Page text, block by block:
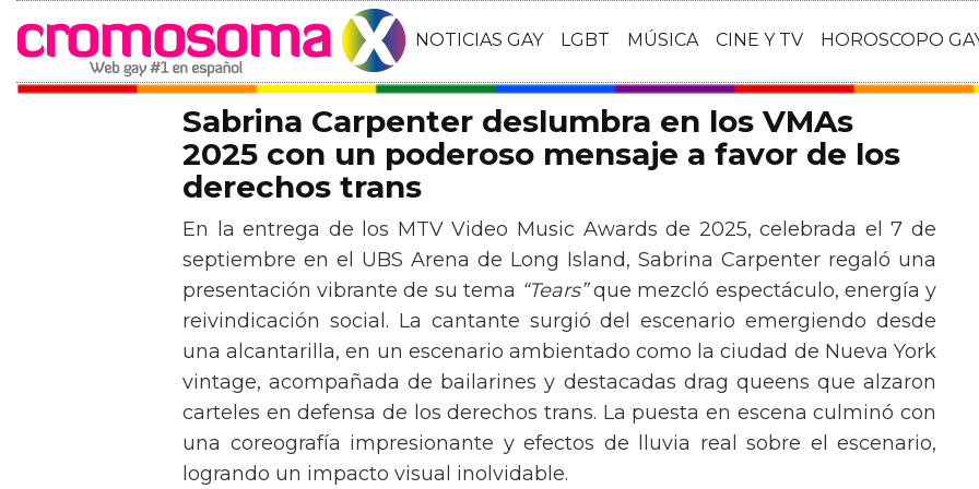
NOTICIAS GAY LGBT MÚSICA CINE Y TV HOROSCOPO
Sabrina Carpenter deslumbra en los VMAs
2025 con un poderoso mensaje a favor de los
derechos trans
En la entrega de los MTV Video Music Awards de 2025, celebrada el 7 de
septiembre en el UBS Arena de Long Island, Sabrina Carpenter regaló una
presentación vibrante de su tema “Tears”que mezcló espectáculo, energía y
reivindicación social. La cantante surgió del escenario emergiendo desde
una alcantarilla, en un escenario ambientado como la ciudad de Nueva York
vintage, acompañada de bailarines y destacadas drag queens que alzaron
carteles en defensa de los derechos trans. La puesta en escena culminó con
una coreografía impresionante y efectos de lluvia real sobre el escenario,
logrando un impacto visual inolvidable.